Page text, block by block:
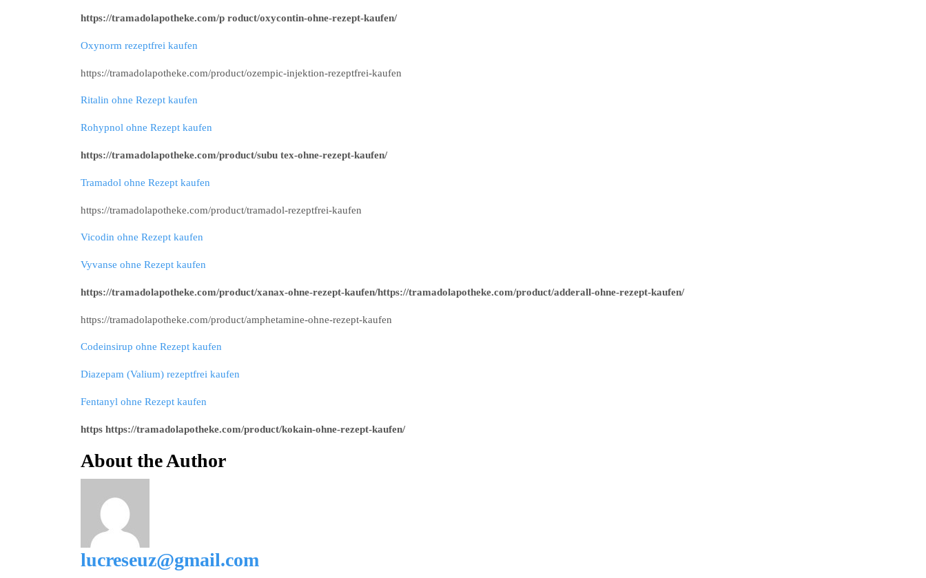
https://tramadolapotheke.com/p roduct/oxycontin-ohne-rezept-kaufen/
Oxynorm rezeptfrei kaufen
https://tramadolapotheke.com/product/ozempic-injektion-rezeptfrei-kaufen
Ritalin ohne Rezept kaufen
Rohypnol ohne Rezept kaufen
https://tramadolapotheke.com/product/subu tex-ohne-rezept-kaufen/
Tramadol ohne Rezept kaufen
https://tramadolapotheke.com/product/tramadol-rezeptfrei-kaufen
Vicodin ohne Rezept kaufen
Vyvanse ohne Rezept kaufen
https://tramadolapotheke.com/product/xanax-ohne-rezept-kaufen/https://tramadolapotheke.com/product/adderall-ohne-rezept-kaufen/
https://tramadolapotheke.com/product/amphetamine-ohne-rezept-kaufen
Codeinsirup ohne Rezept kaufen
Diazepam (Valium) rezeptfrei kaufen
Fentanyl ohne Rezept kaufen
https https://tramadolapotheke.com/product/kokain-ohne-rezept-kaufen/
About the Author
lucreseuz@gmail.com